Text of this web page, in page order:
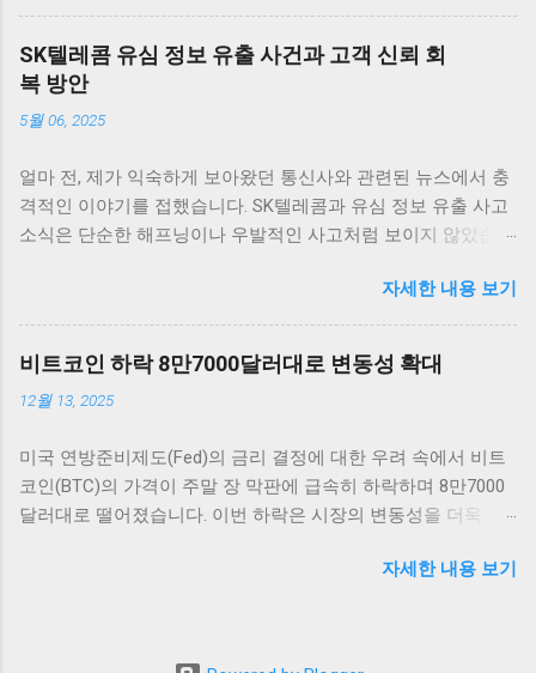
시장의 반응 암호화폐 시장은 매우 흥미로운 반응을 보이고 있
습니다. 최근 연방준비제도(Fed)의 금리 인하 발표 이후, 여러
주요 암호화폐의 가격이 즉각적으로 상승세를 타기 시작했습니
다. 이러한 상승세는 애널리스트들에 의하면 이미 시장에 반영
이 되어 있었던 것으로 해석되고 있습니다. 가장 먼저 비트코인
을 보여 주고 있습니다. 금리 인하 발표가 나자, 비트코인은 약
5% 이상 상승하면서 투자자들에게 희망적인 신호를 전달했습
니다. 이처럼 주요 암호화폐들이 시장의 심리에 따라 빠르게 반
의가 필요합니다. 그 외에도 이더리움, 리플 등 다른 암호화폐들
도 비슷한 패턴을 보이고 있습니다. 이러한 상황에서 암호화폐
투자자들은 앞으로 금리가 어떻게 변화할지를 주의 깊게 지켜
상승할 수 있을지에 대한 불확실성이 여전히 존재하기 때문입
후 매수세가 강하게 일어나고 있는 가운데, 여러 요소가 시장의
향방을 결정짓고 있습니다. 특히, 낮은 금리 환경은 기관 투자자
들이 암호화폐에 대한 관심을 더욱 높이는 계기로 작용하고 있
습니다. 금리가 낮아지면 자산의 상대적인 매력도도 증가하게
SK텔레콤 유심 정보 유출 사건과 고객 신뢰 회
복 방안
5월 06, 2025
얼마 전, 제가 익숙하게 보아왔던 통신사와 관련된 뉴스에서 충
격적인 이야기를 접했습니다. SK텔레콤과 유심 정보 유출 사고
소식은 단순한 해프닝이나 우발적인 사고처럼 보이지 않았습니
잡았던 SK텔레콤이 이렇게 큰 신뢰의 위기를 맞게 된 건, 통신
사와 데이터를 이용하는 저희 같은 평범한 사용자들에게도 큰
불안을 안겨주었습니다. 무엇보다 정부가 ‘신규 가입 중단’이라
는 초강수 행정지도를 내렸다는 점이 머릿속에서 오랫동안 떠
나지 않았습니다. 이 결정은 그 자체로도 놀라웠지만, 더 나아가
로 얽혀 있는지 생각해보게 되는 계기가 되었습니다. 사실 해킹
과 보안 누출은 더 이상 우리에게 생소한 이슈가 아닙니다. 그런
데도 이번 사건은 평범함을 넘어섰습니다. 왜냐하면 해킹의 결
인정보와 연결되었던 것이니까요. 이런 상황에서 저는 단순히
면, 단순히 기술적 해결책만이 답은 아닐 테니까요. SK텔레콤,
자세한 내용 보기
비트코인 하락 8만7000달러대로 변동성 확대
12월 13, 2025
미국 연방준비제도(Fed)의 금리 결정에 대한 우려 속에서 비트
코인(BTC)의 가격이 주말 장 막판에 급속히 하락하며 8만7000
달러대로 떨어졌습니다. 이번 하락은 시장의 변동성을 더욱 부
다. 이러한 변화는 비트코인 및 암호화폐 시장 전체에 큰 영향을
준의 금리 결정이 큰 역할을 하고 있습니다. 투자자들은 연준이
자세한 내용 보기